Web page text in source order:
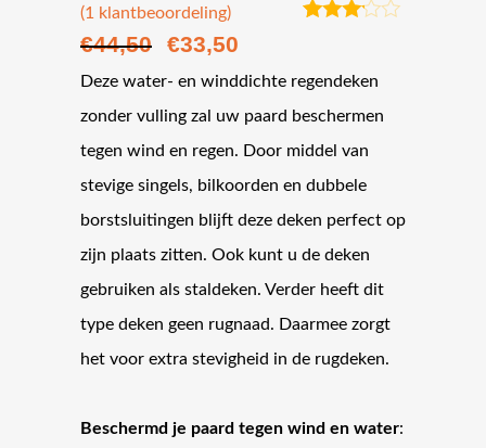
gebaseerd
op
(1 klantbeoordeling)
€44,50
Oorspronkelijke
prijs
was:
€44,50.
€33,50
prijs
is:
€33,50.
Deze water- en winddichte regendeken
zonder vulling zal uw paard beschermen
tegen wind en regen. Door middel van
stevige singels, bilkoorden en dubbele
borstsluitingen blijft deze deken perfect op
zijn plaats zitten. Ook kunt u de deken
gebruiken als staldeken. Verder heeft dit
type deken geen rugnaad. Daarmee zorgt
het voor extra stevigheid in de rugdeken.
Beschermd je paard tegen wind en water: